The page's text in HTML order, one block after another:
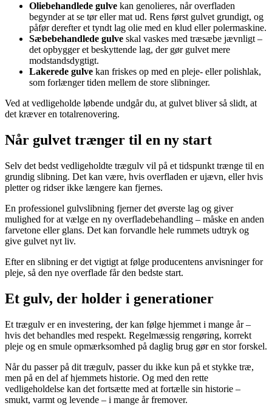
Oliebehandlede gulve kan genolieres, når overfladen
begynder at se tør eller mat ud. Rens først gulvet grundigt, og
påfør derefter et tyndt lag olie med en klud eller polermaskine.
Sæbebehandlede gulve skal vaskes med træsæbe jævnligt –
det opbygger et beskyttende lag, der gør gulvet mere
modstandsdygtigt.
Lakerede gulve kan friskes op med en pleje- eller polishlak,
som forlænger tiden mellem de store slibninger.
Ved at vedligeholde løbende undgår du, at gulvet bliver så slidt, at
det kræver en totalrenovering.
Når gulvet trænger til en ny start
Selv det bedst vedligeholdte trægulv vil på et tidspunkt trænge til en
grundig slibning. Det kan være, hvis overfladen er ujævn, eller hvis
pletter og ridser ikke længere kan fjernes.
En professionel gulvslibning fjerner det øverste lag og giver
mulighed for at vælge en ny overfladebehandling – måske en anden
farvetone eller glans. Det kan forvandle hele rummets udtryk og
give gulvet nyt liv.
Efter en slibning er det vigtigt at følge producentens anvisninger for
pleje, så den nye overflade får den bedste start.
Et gulv, der holder i generationer
Et trægulv er en investering, der kan følge hjemmet i mange år –
hvis det behandles med respekt. Regelmæssig rengøring, korrekt
pleje og en smule opmærksomhed på daglig brug gør en stor forskel.
Når du passer på dit trægulv, passer du ikke kun på et stykke træ,
men på en del af hjemmets historie. Og med den rette
vedligeholdelse kan det fortsætte med at fortælle sin historie –
smukt, varmt og levende – i mange år fremover.